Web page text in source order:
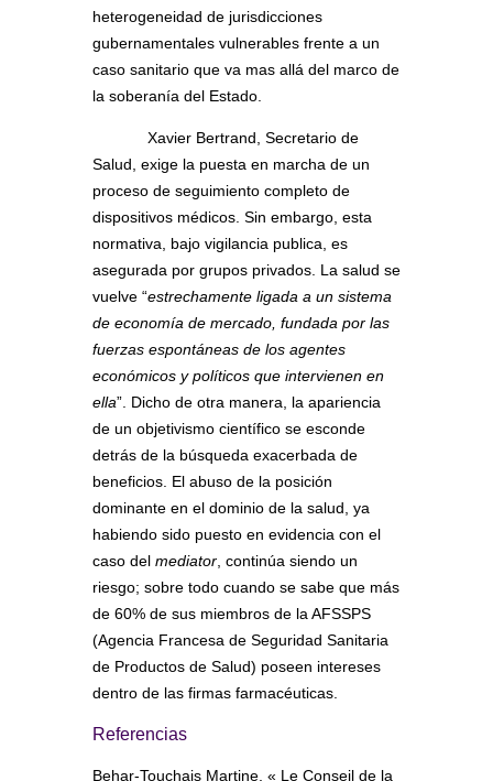
heterogeneidad de jurisdicciones
gubernamentales vulnerables frente a un
caso sanitario que va mas allá del marco de
la soberanía del Estado.
Xavier Bertrand, Secretario de
Salud, exige la puesta en marcha de un
proceso de seguimiento completo de
dispositivos médicos. Sin embargo, esta
normativa, bajo vigilancia publica, es
asegurada por grupos privados. La salud se
vuelve “estrechamente ligada a un sistema
de economía de mercado, fundada por las
fuerzas espontáneas de los agentes
económicos y políticos que intervienen en
ella”. Dicho de otra manera, la apariencia
de un objetivismo científico se esconde
detrás de la búsqueda exacerbada de
beneficios. El abuso de la posición
dominante en el dominio de la salud, ya
habiendo sido puesto en evidencia con el
caso del mediator , continúa siendo un
riesgo; sobre todo cuando se sabe que más
de 60% de sus miembros de la AFSSPS
(Agencia Francesa de Seguridad Sanitaria
de Productos de Salud) poseen intereses
dentro de las firmas farmacéuticas.
Referencias
Behar-Touchais Martine, « Le Conseil de la